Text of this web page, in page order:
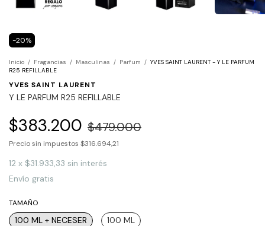
-20%
Inicio / Fragancias / Masculinas / Parfum / YVES SAINT LAURENT - Y LE PARFUM
R25 REFILLABLE
YVES SAINT LAURENT
Y LE PARFUM R25 REFILLABLE
$383.200 $479.000
Precio sin impuestos $316.694,21
12 x $31.933,33 sin interés
Envío gratis
TAMAÑO
100 ML + NECESER 100 ML